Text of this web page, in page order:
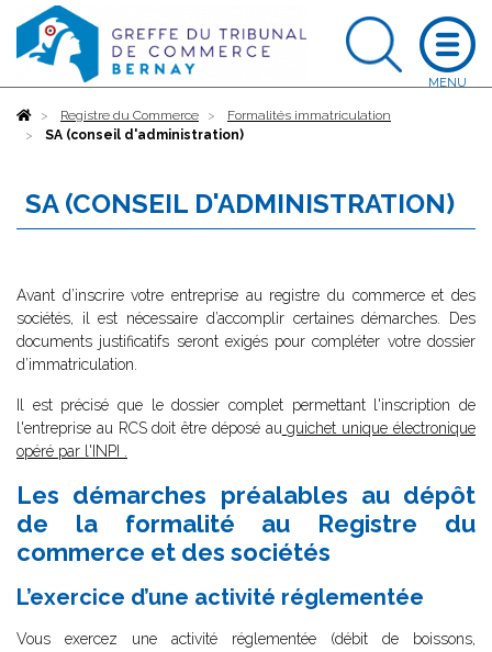
AccueilRegistre du Commerce
Formalités immatriculation
SA (conseil d'administration)
SA (CONSEIL D'ADMINISTRATION)
Avant d’inscrire votre entreprise au registre du commerce et des
sociétés, il est nécessaire d’accomplir certaines démarches. Des
documents justificatifs seront exigés pour compléter votre dossier
d’immatriculation.
Il est précisé que le dossier complet permettant l'inscription de
l'entreprise au RCS doit être déposé au guichet unique électronique
opéré par l'INPI
Les démarches préalables au dépôt
de la formalité au Registre du
commerce et des sociétés
L’exercice d’une activité réglementée
Vous exercez une activité réglementée (débit de boissons,